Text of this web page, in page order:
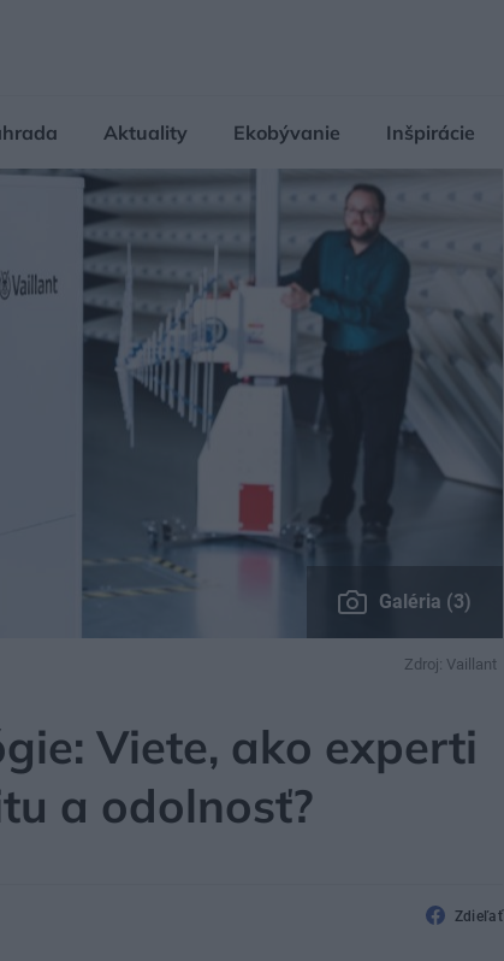
Aktuality Ekobývanie Inšpirácie
Galéria (3)
Zdroj: Vaillant
Viete, ako experti
a odolnosť?
Zdieľať